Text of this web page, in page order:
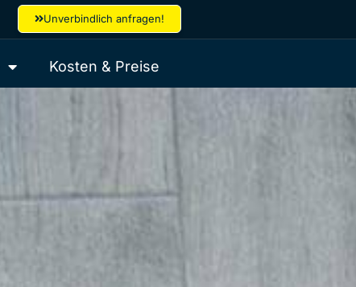
Unverbindlich anfragen!
Kosten & Preise